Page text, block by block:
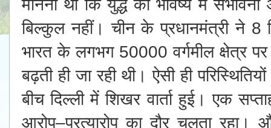
मानना था कि युद्ध की भविष्य में
बिल्कुल नहीं। चीन के प्रधानमंत्री ने
भारत के लगभग 50000 वर्गमील क्षेत्र
बढ़ती ही जा रही थी। ऐसी ही
बीच दिल्ली में शिखर वार्ता हुई। एक
आरोप–प्रत्यारोप का दौर चलता